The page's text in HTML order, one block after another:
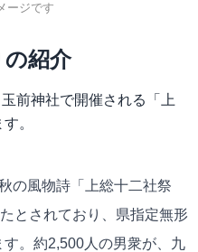
ージです
紹介
前神社で開催される「上
。
の風物詩「上総十二社祭
とされており、県指定無形
。約2,500人の男衆が、九